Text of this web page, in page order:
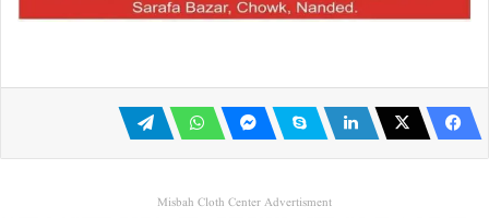
Misbah Cloth Center Advertisment